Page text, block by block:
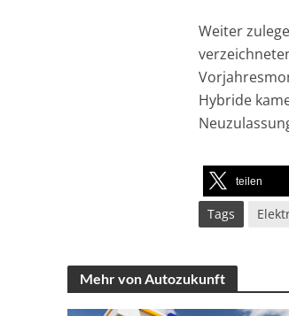
Weiter
Hybride
teilen
Tags
Mehr von Autozukunft